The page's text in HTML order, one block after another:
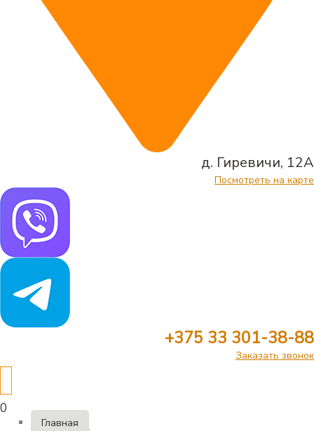
д. Гиревичи, 12А
Посмотреть на карте
+375 33 301-38-88
Заказать звонок
0
Главная